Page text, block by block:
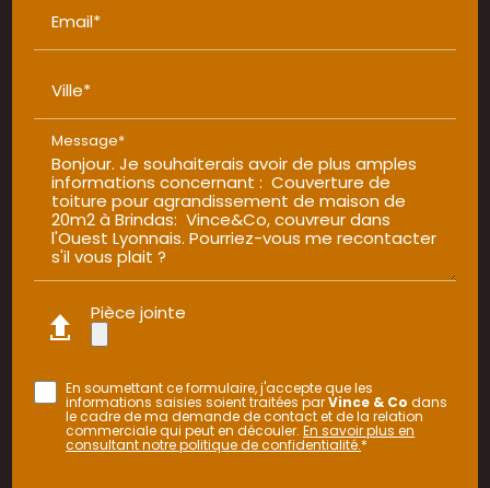
Email*
Ville*
Message*
Pièce jointe
En soumettant ce formulaire, j'accepte que les
informations saisies soient traitées parVince & Co dans
le cadre de ma demande de contact et de la relation
commerciale qui peut en découler.En savoir plus en
consultant notre politique de confidentialité.*